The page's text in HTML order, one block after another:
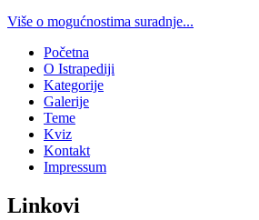
Više o mogućnostima suradnje...
Početna
O Istrapediji
Kategorije
Galerije
Teme
Kviz
Kontakt
Impressum
Linkovi